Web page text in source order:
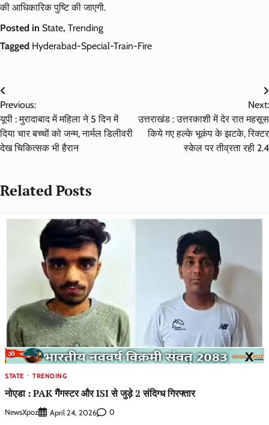
की आधिकारिक पुष्टि की जाएगी.
Posted in State, Trending
Tagged Hyderabad-Special-Train-Fire
Post
navigation
Previous:
यूपी : मुरादाबाद में महिला ने 5 दिन में
दिया चार बच्चों को जन्म, नार्मल डिलीवरी
देख चिकित्सक भी हैरान
Next:
उत्तराखंड : उत्तरकाशी में देर रात महसूस
किये गए हल्के भूकंप के झटके, रिक्टर
स्केल पर तीव्रता रही 2.4
Related Posts
STATE TRENDING
नोएडा : PAK गैंगस्टर और ISI से जुड़े 2 संदिग्ध गिरफ्तार
NewsXpoz April 24, 2026 0